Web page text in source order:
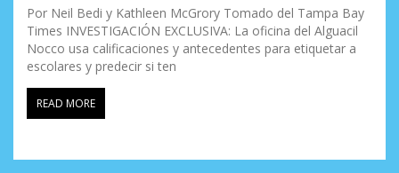
Por Neil Bedi y Kathleen McGrory Tomado del Tampa Bay
Times INVESTIGACIÓN EXCLUSIVA: La oficina del Alguacil
Nocco usa calificaciones y antecedentes para etiquetar a
escolares y predecir si ten
READ MORE